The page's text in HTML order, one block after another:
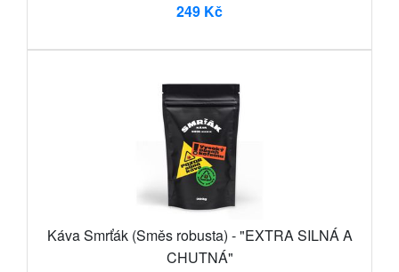
249 Kč
Káva Smrťák (Směs robusta) - "EXTRA SILNÁ A
CHUTNÁ"